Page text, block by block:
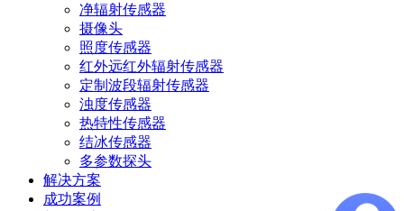
净辐射传感器
摄像头
照度传感器
红外远红外辐射传感器
定制波段辐射传感器
浊度传感器
热特性传感器
结冰传感器
多参数探头
解决方案
成功案例